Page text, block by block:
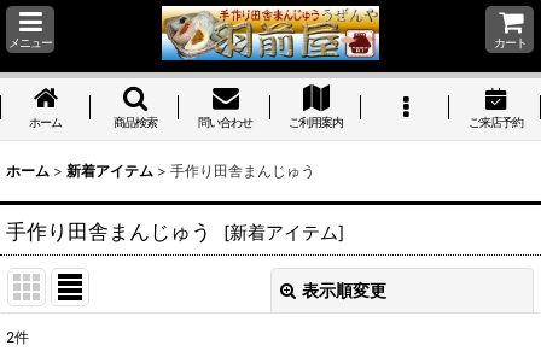
メニュー カート
ホーム 商品検索 問い合わせ ご利用案内 ご来店予約
ホーム > 新着アイテム > 手作り田舎まんじゅう
手作り田舎まんじゅう [新着アイテム]
表示順変更
2件